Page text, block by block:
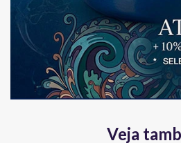
Veja